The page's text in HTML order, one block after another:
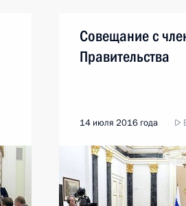
Совещание с
Правительства
14 июля 2016 года